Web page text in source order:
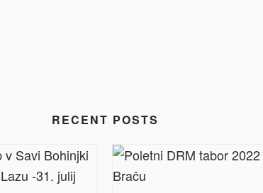
RECENT POSTS